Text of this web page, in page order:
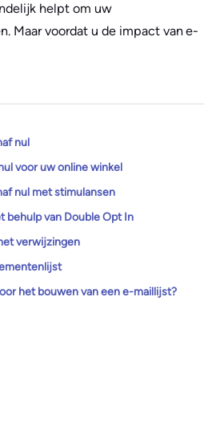
helpt om uw
Maar voordat u de impact van e-
nul
voor uw online winkel
nul met stimulansen
behulp van Double Opt In
verwijzingen
het bouwen van een e-maillijst?